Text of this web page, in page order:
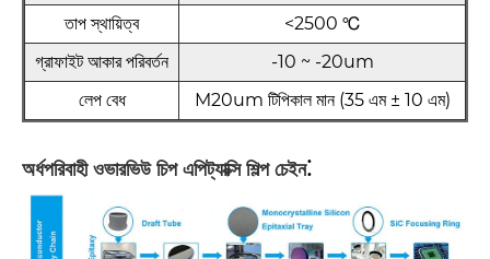
তাপ স্থায়িত্ব
<2500 ℃
গ্রাফাইট আকার পরিবর্তন
-10 ~ -20um
লেপ বেধ
M20um টিপিকাল মান (35 এম ± 10 এম)
অর্ধপরিবাহী ওভারভিউচিপ এপিট্যাক্সি শিল্প চেইন: